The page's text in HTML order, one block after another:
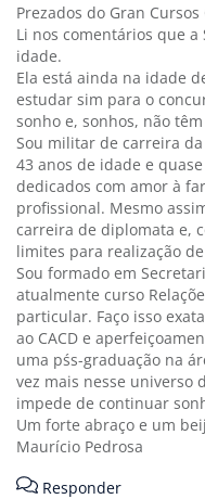
Prezados do Gran
Li nos comentários que
idade.
Ela está ainda na idade
estudar sim para o
sonho e, sonhos, não
Sou militar de carreira da
43 anos de idade e
dedicados com amor à
profissional. Mesmo
carreira de diplomata e,
limites para realização
Sou formado em
atualmente curso
particular. Faço isso
ao CACD e
uma pśs-graduação na
vez mais nesse universo
impede de continuar
Um forte abraço e um
Maurício Pedrosa
Responder